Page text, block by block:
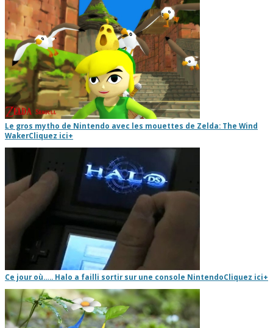
Le gros mytho de Nintendo avec les mouettes de Zelda: The Wind
WakerCliquez ici+
Ce jour où….. Halo a failli sortir sur une console NintendoCliquez ici+